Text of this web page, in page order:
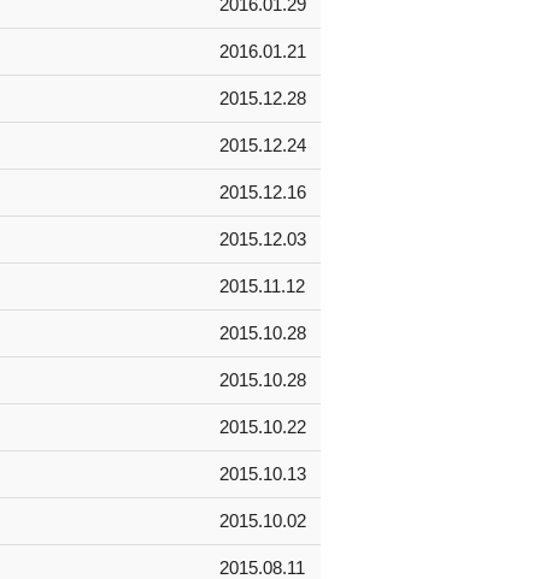
2016.01.29
2016.01.21
2015.12.28
2015.12.24
2015.12.16
2015.12.03
2015.11.12
2015.10.28
2015.10.28
2015.10.22
2015.10.13
2015.10.02
2015.08.11